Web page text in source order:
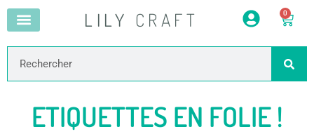
LILY CRAFT 0
ETIQUETTES EN FOLIE !